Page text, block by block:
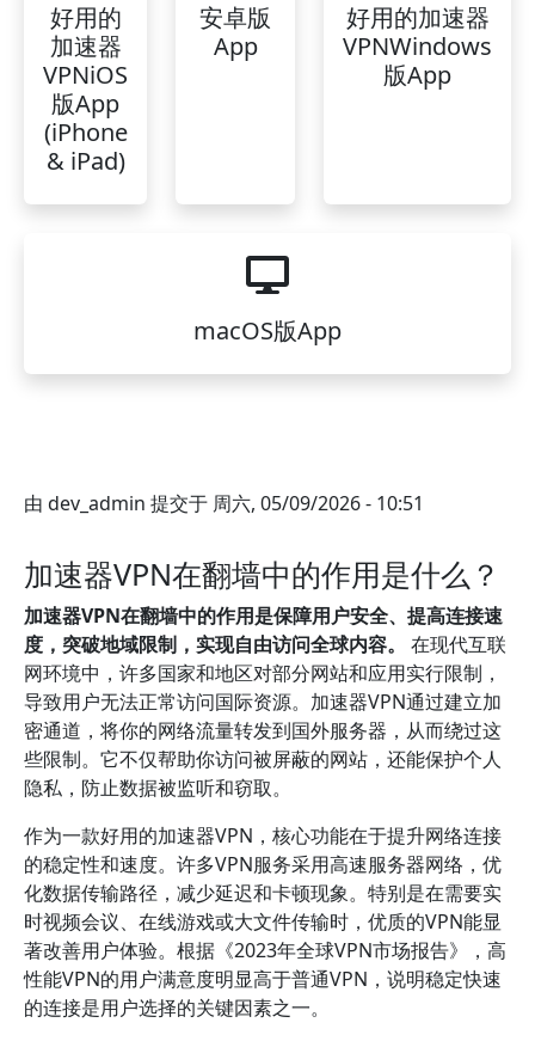
好用的
加速器
VPNiOS
版App
(iPhone
& iPad)
安卓版
App
好用的加速器
VPNWindows
版App
macOS版App
由 dev_admin 提交于 周六, 05/09/2026 - 10:51
加速器VPN在翻墙中的作用是什么？
加速器VPN在翻墙中的作用是保障用户安全、提高连接速
度，突破地域限制，实现自由访问全球内容。
在现代互联
网环境中，许多国家和地区对部分网站和应用实行限制，
导致用户无法正常访问国际资源。加速器VPN通过建立加
密通道，将你的网络流量转发到国外服务器，从而绕过这
些限制。它不仅帮助你访问被屏蔽的网站，还能保护个人
隐私，防止数据被监听和窃取。
作为一款好用的加速器VPN，核心功能在于提升网络连接
的稳定性和速度。许多VPN服务采用高速服务器网络，优
化数据传输路径，减少延迟和卡顿现象。特别是在需要实
时视频会议、在线游戏或大文件传输时，优质的VPN能显
著改善用户体验。根据《2023年全球VPN市场报告》，高
性能VPN的用户满意度明显高于普通VPN，说明稳定快速
的连接是用户选择的关键因素之一。